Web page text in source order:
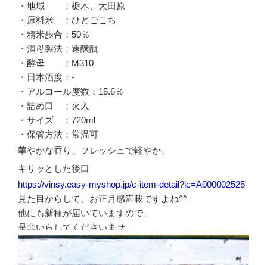
・地域 ：栃木、大田原
・原料米 ：ひとごこち
・精米歩合：50％
・酒母製法：速醸酛
・酵母 ：M310
・日本酒度：-
・アルコール度数：15.6％
・詰め口 ：火入
・サイズ ：720ml
・保管方法：常温可
華やかな香り、フレッシュで軽やか、
キリッとした後口
https://vinsy.easy-myshop.jp/c-item-detail?ic=A000002525
見た目からして、お正月感満載ですよね^^
他にも新種が届いていますので、
是非いらしてくださいませ